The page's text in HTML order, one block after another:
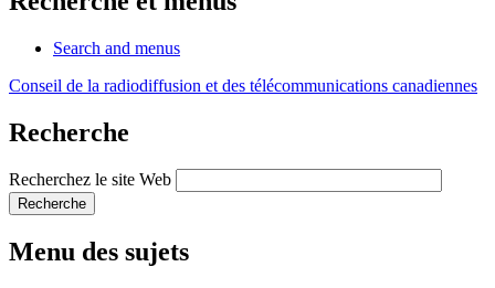
Search and menus
Conseil de la radiodiffusion et des télécommunications canadiennes
Recherche
Recherchez le site Web
Recherche
Menu des sujets